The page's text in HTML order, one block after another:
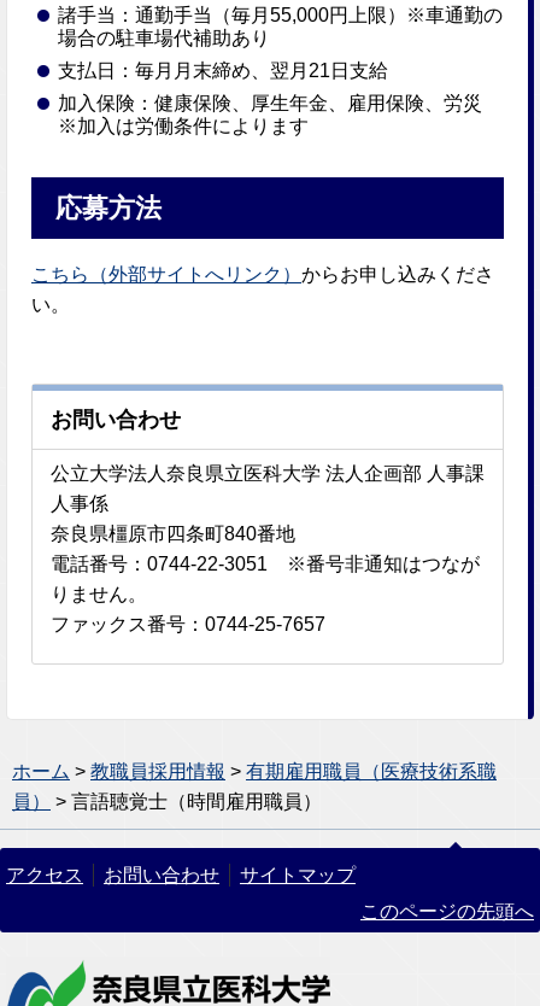
諸手当：通勤手当（毎月55,000円上限）※車通勤の
場合の駐車場代補助あり
支払日：毎月月末締め、翌月21日支給
加入保険：健康保険、厚生年金、雇用保険、労災
※加入は労働条件によります
応募方法
こちら（外部サイトへリンク） からお申し込みくださ
い。
お問い合わせ
公立大学法人奈良県立医科大学 法人企画部 人事課
人事係
奈良県橿原市四条町840番地
電話番号：0744-22-3051 ※番号非通知はつなが
りません。
ファックス番号：0744-25-7657
ホーム > 教職員採用情報 > 有期雇用職員（医療技術系職
員）
> 言語聴覚士（時間雇用職員）
アクセス お問い合わせ
サイトマップ
このページの先頭へ